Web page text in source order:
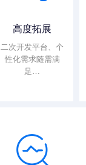
高度拓展
二次开发平台、个
性化需求随需满
足…